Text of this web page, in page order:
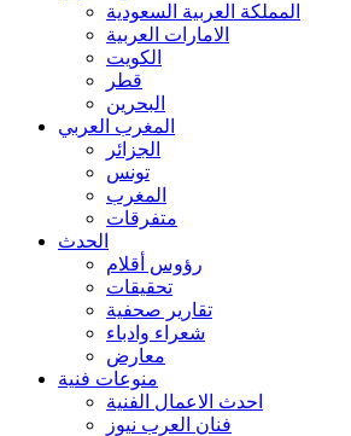
المملكة العربية السعودية
الامارات العربية
الكويت
قطر
البحرين
المغرب العربي
الجزائر
تونس
المغرب
متفرقات
الحدث
رؤوس أقلام
تحقيقات
تقارير صحفية
شعراء وادباء
معارض
منوعات فنية
احدث الاعمال الفنية
فنان العرب نيوز